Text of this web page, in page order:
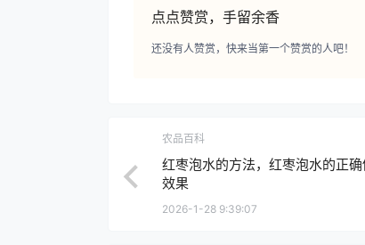
点点赞赏，手留余香
还没有人赞赏，快来当第一个赞赏的人吧！
农品百科
红枣泡水的方法，红枣泡水的正
效果
2026-1-28 9:39:07